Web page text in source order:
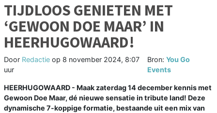
TIJDLOOS GENIETEN MET
‘GEWOON DOE MAAR’ IN
HEERHUGOWAARD!
Door Redactie op 8 november 2024, 8:07
uur
Bron:You Go
Events
HEERHUGOWAARD - Maak zaterdag 14 december kennis met
Gewoon Doe Maar, dé nieuwe sensatie in tribute land! Deze
dynamische 7-koppige formatie, bestaande uit een mix van